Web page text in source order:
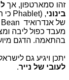
זהו סמארטפון, אך
בינוני
של אנדרואיד
בהתאמה. הדגם
יתכן ויגיע גם
לעובי של נייר.